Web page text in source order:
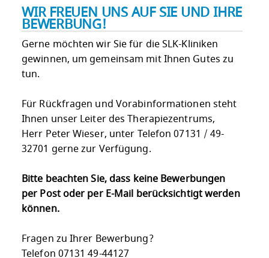
WIR FREUEN UNS AUF SIE UND IHRE
BEWERBUNG!
Gerne möchten wir Sie für die SLK-Kliniken
gewinnen, um gemeinsam mit Ihnen Gutes zu
tun.
Für Rückfragen und Vorabinformationen steht
Ihnen unser Leiter des Therapiezentrums,
Herr Peter Wieser, unter Telefon 07131 / 49-
32701 gerne zur Verfügung.
Bitte beachten Sie, dass keine Bewerbungen
per Post oder per E-Mail berücksichtigt werden
können.
Fragen zu Ihrer Bewerbung?
Telefon 07131 49-44127